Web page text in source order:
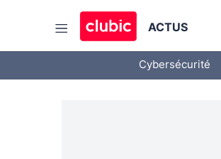
ACTUS
Cybersécurité